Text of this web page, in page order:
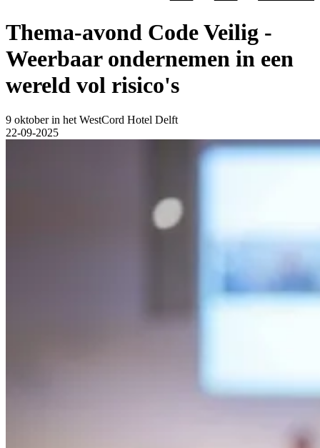
Thema-avond Code Veilig -
Weerbaar ondernemen in een
wereld vol risico's
9 oktober in het WestCord Hotel Delft
22-09-2025